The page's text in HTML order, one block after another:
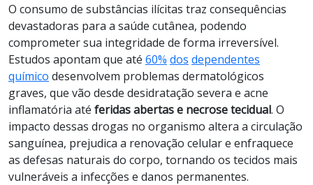
O consumo de substâncias ilícitas traz consequências
devastadoras para a saúde cutânea, podendo
comprometer sua integridade de forma irreversível.
Estudos apontam que até 60% dos dependentes
químico desenvolvem problemas dermatológicos
graves, que vão desde desidratação severa e acne
inflamatória até feridas abertas e necrose tecidual. O
impacto dessas drogas no organismo altera a circulação
sanguínea, prejudica a renovação celular e enfraquece
as defesas naturais do corpo, tornando os tecidos mais
vulneráveis a infecções e danos permanentes.